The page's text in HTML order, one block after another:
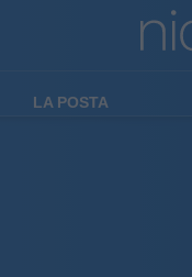
LA POSTA